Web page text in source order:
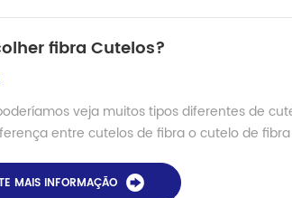
fibra Cutelos?
veja muitos tipos diferentes de
entre cutelos de fibra o cutelo de
MAIS INFORMAÇÃO